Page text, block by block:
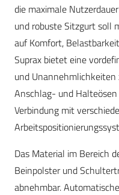
die maximale
und robuste Sitzgurt soll
auf Komfort,
Suprax bietet eine
und
Anschlag- und
Verbindung mit
Das Material im Bereich
Beinpolster und
abnehmbar.